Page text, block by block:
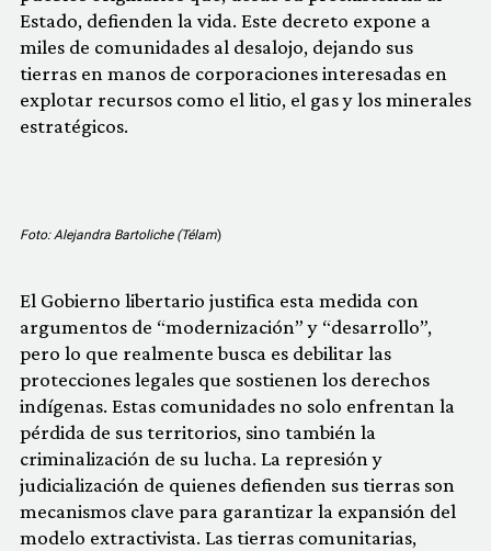
Estado, defienden la vida. Este decreto expone a
miles de comunidades al desalojo, dejando sus
tierras en manos de corporaciones interesadas en
explotar recursos como el litio, el gas y los minerales
estratégicos.
Foto: Alejandra Bartoliche (Télam)
El Gobierno libertario justifica esta medida con
argumentos de “modernización” y “desarrollo”,
pero lo que realmente busca es debilitar las
protecciones legales que sostienen los derechos
indígenas. Estas comunidades no solo enfrentan la
pérdida de sus territorios, sino también la
criminalización de su lucha. La represión y
judicialización de quienes defienden sus tierras son
mecanismos clave para garantizar la expansión del
modelo extractivista. Las tierras comunitarias,